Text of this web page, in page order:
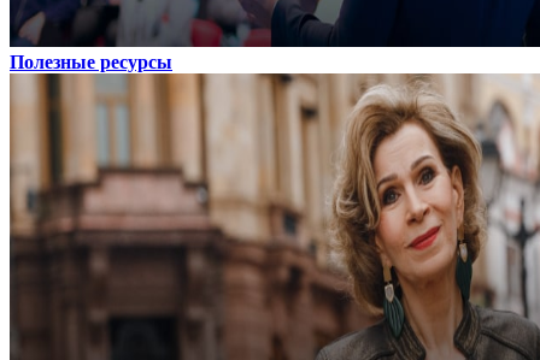
Полезные ресурсы